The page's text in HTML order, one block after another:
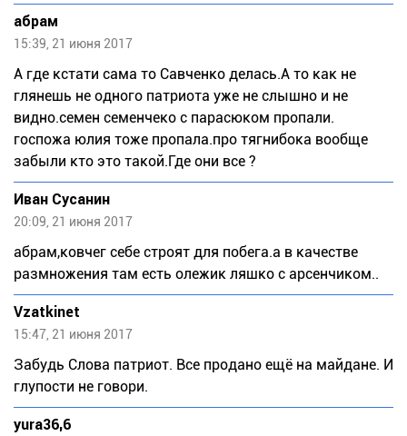
абрам
15:39, 21 июня 2017
А где кстати сама то Савченко делась.А то как не
глянешь не одного патриота уже не слышно и не
видно.семен семенчеко с парасюком пропали.
госпожа юлия тоже пропала.про тягнибока вообще
забыли кто это такой.Где они все ?
Иван Сусанин
20:09, 21 июня 2017
абрам,ковчег себе строят для побега.а в качестве
размножения там есть олежик ляшко с арсенчиком..
Vzatkinet
15:47, 21 июня 2017
Забудь Слова патриот. Все продано ещё на майдане. И
глупости не говори.
yura36,6